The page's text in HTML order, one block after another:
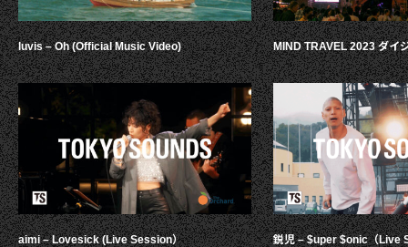
luvis – Oh (Official Music Video)
aimi – Lovesick (Live Session）
MIND TRAVEL 2023 ダイ
鋭児 – $uper $onic（Live